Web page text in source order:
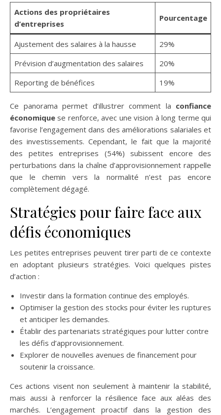
Actions des propriétaires
d’entreprises
Pourcentage
Ajustement des salaires à la hausse
29%
Prévision d’augmentation des salaires
20%
Reporting de bénéfices
19%
Ce panorama permet d’illustrer comment la confiance
économique se renforce, avec une vision à long terme qui
favorise l’engagement dans des améliorations salariales et
des investissements. Cependant, le fait que la majorité
des petites entreprises (54%) subissent encore des
perturbations dans la chaîne d’approvisionnement rappelle
que le chemin vers la normalité n’est pas encore
complètement dégagé.
Stratégies pour faire face aux
défis économiques
Les petites entreprises peuvent tirer parti de ce contexte
en adoptant plusieurs stratégies. Voici quelques pistes
d’action :
Investir dans la formation continue des employés.
Optimiser la gestion des stocks pour éviter les ruptures
et anticiper les demandes.
Établir des partenariats stratégiques pour lutter contre
les défis d’approvisionnement.
Explorer de nouvelles avenues de financement pour
soutenir la croissance.
Ces actions visent non seulement à maintenir la stabilité,
mais aussi à renforcer la résilience face aux aléas des
marchés. L’engagement proactif dans la gestion des